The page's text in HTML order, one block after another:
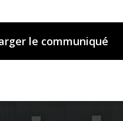
le communiqué